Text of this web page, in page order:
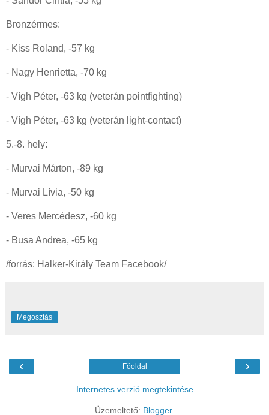
Bronzérmes:
- Kiss Roland, -57 kg
- Nagy Henrietta, -70 kg
- Vígh Péter, -63 kg (veterán pointfighting)
- Vígh Péter, -63 kg (veterán light-contact)
5.-8. hely:
- Murvai Márton, -89 kg
- Murvai Lívia, -50 kg
- Veres Mercédesz, -60 kg
- Busa Andrea, -65 kg
/forrás: Halker-Király Team Facebook/
Megosztás
‹ ›
Főoldal
Internetes verzió megtekintése
Üzemeltető: Blogger.